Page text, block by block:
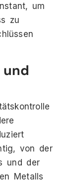
um
zu
und
von der
und der
Metalls